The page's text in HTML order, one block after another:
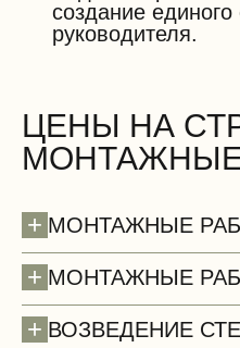
создание
руководителя.
ЦЕНЫ НА
+ МОНТАЖНЫЕ
+ МОНТАЖНЫЕ
+ ВОЗВЕДЕНИЕ